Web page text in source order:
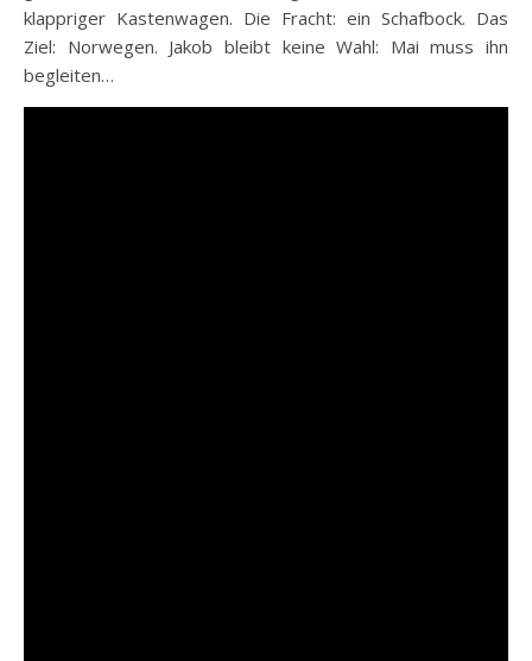
klappriger Kastenwagen. Die Fracht: ein Schafbock. Das
Ziel: Norwegen. Jakob bleibt keine Wahl: Mai muss ihn
begleiten…